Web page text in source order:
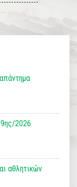
2026
αθλητικών